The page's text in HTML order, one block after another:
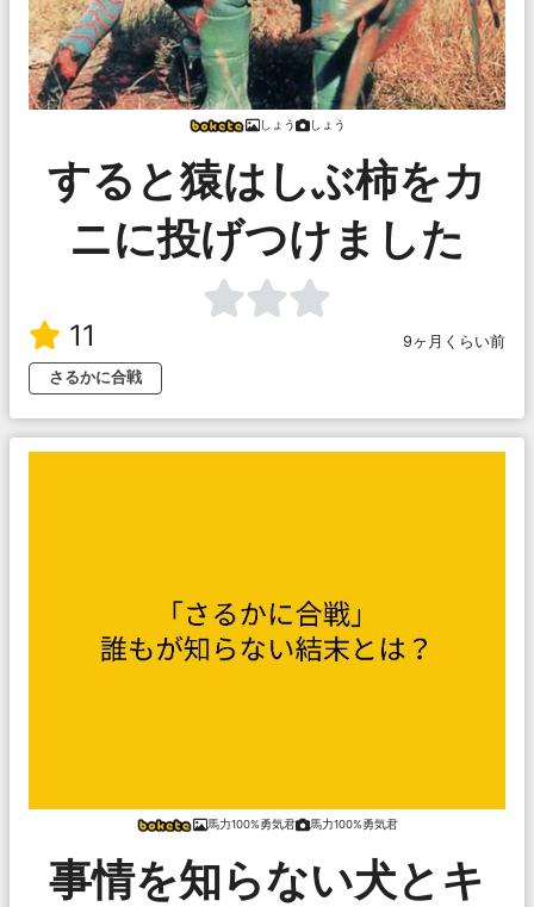
しょう しょう
すると猿はしぶ柿をカ
ニに投げつけました
11
9ヶ月くらい前
さるかに合戦
馬力100%勇気君 馬力100%勇気君
事情を知らない犬とキ